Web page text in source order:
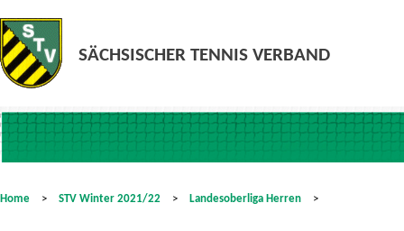
Home > STV Winter 2021/22 > Landesoberliga Herren >